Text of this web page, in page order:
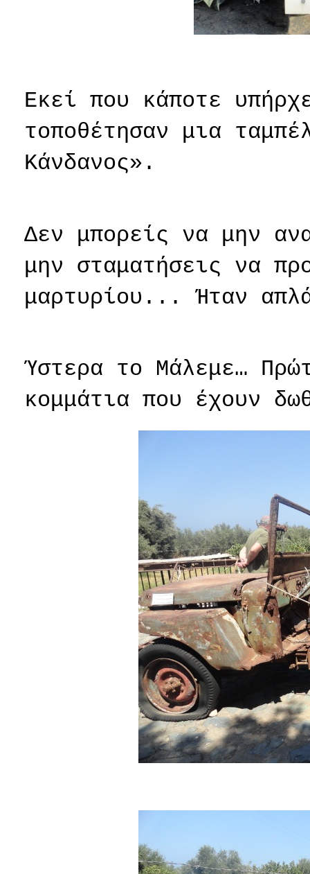
Εκεί που κάποτε
τοποθέτησαν μια
Κάνδανος».
Δεν μπορείς να μην
μην σταματήσεις να
μαρτυρίου... Ήταν
Ύστερα το Μάλεμε…
κομμάτια που έχουν